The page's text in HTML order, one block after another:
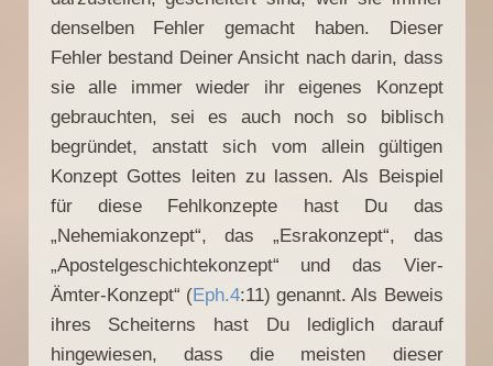
denselben Fehler gemacht haben. Dieser
Fehler bestand Deiner Ansicht nach darin, dass
sie alle immer wieder ihr eigenes Konzept
gebrauchten, sei es auch noch so biblisch
begründet, anstatt sich vom allein gültigen
Konzept Gottes leiten zu lassen. Als Beispiel
für diese Fehlkonzepte hast Du das
„Nehemiakonzept“, das „Esrakonzept“, das
„Apostelgeschichtekonzept“ und das Vier-
Ämter-Konzept“ (Eph.4:11) genannt. Als Beweis
ihres Scheiterns hast Du lediglich darauf
hingewiesen, dass die meisten dieser